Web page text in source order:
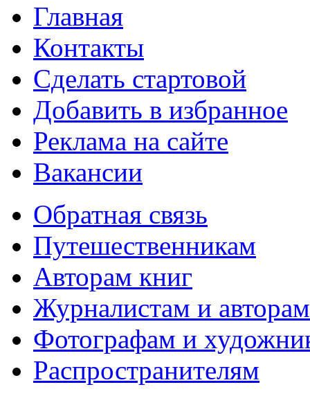
Главная
Контакты
Сделать стартовой
Добавить в избранное
Реклама на сайте
Вакансии
Обратная связь
Путешественникам
Авторам книг
Журналистам и авторам
Фотографам и
Распространителям